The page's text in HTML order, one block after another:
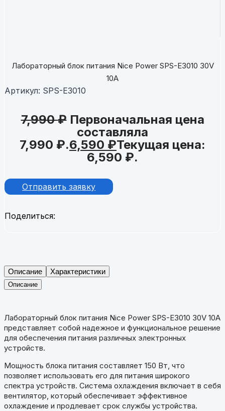
Лабораторный блок питания Nice Power SPS-E3010 30V
10A
Артикул: SPS-E3010
7,990₽ Первоначальная цена
составляла
7,990 ₽.6,590 ₽Текущая цена:
6,590 ₽.
Отправить заявку
Поделиться:
Описание Характеристики
Описание
Лабораторный блок питания Nice Power SPS-E3010 30V 10A
представляет собой надежное и функциональное решение
для обеспечения питания различных электронных
устройств.
Мощность блока питания составляет 150 Вт, что
позволяет использовать его для питания широкого
спектра устройств. Система охлаждения включает в себя
вентилятор, который обеспечивает эффективное
охлаждение и продлевает срок службы устройства.